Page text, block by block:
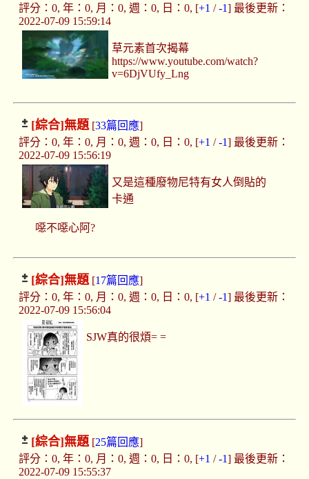
評分：0, 年：0, 月：0, 週：0, 日：0, [+1 /-1] 最後更新：
2022-07-09 15:59:14
草元素首次揭幕
https://www.youtube.com/watch?
v=6DjVUfy_Lng
[綜合]無題[33篇回應]
評分：0, 年：0, 月：0, 週：0, 日：0, [+1 /-1] 最後更新：
2022-07-09 15:56:19
又是這種廢物尼特有女人倒貼的
卡通
噁不噁心阿?
[綜合]無題[17篇回應]
評分：0, 年：0, 月：0, 週：0, 日：0, [+1 /-1] 最後更新：
2022-07-09 15:56:04
SJW真的很煩= =
[綜合]無題[25篇回應]
評分：0, 年：0, 月：0, 週：0, 日：0, [+1 /-1] 最後更新：
2022-07-09 15:55:37